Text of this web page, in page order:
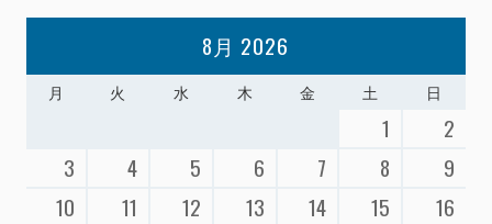
8月 2026
月 火 水 木 金 土 日
1
2
3
4 5 6 7 8
9
10
11 12 13 14 15
16